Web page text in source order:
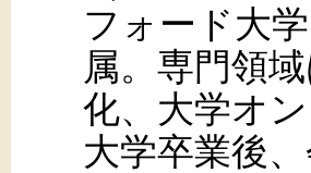
フォード大
属。専門領
化、大学オ
大学卒業後